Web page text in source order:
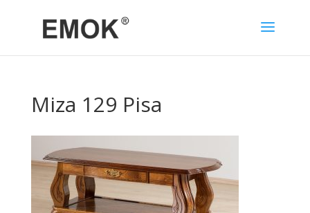
Miza 129 Pisa